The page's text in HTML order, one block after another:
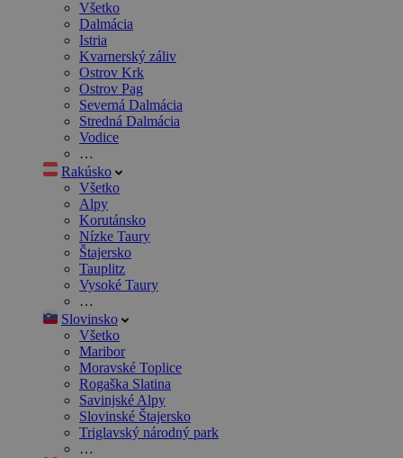
Všetko
Dalmácia
Istria
Kvarnerský záliv
Ostrov Krk
Ostrov Pag
Severná Dalmácia
Stredná Dalmácia
Vodice
…
Rakúsko
Všetko
Alpy
Korutánsko
Nízke Taury
Štajersko
Tauplitz
Vysoké Taury
…
Slovinsko
Všetko
Maribor
Moravské Toplice
Rogaška Slatina
Savinjské Alpy
Slovinské Štajersko
Triglavský národný park
…